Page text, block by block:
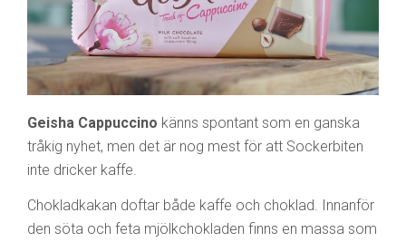
Geisha Cappuccino känns spontant som en ganska
tråkig nyhet, men det är nog mest för att Sockerbiten
inte dricker kaffe.
Chokladkakan doftar både kaffe och choklad. Innanför
den söta och feta mjölkchokladen finns en massa som